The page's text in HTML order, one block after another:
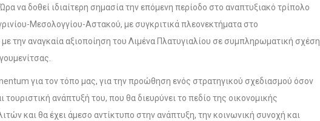
να δοθεί ιδιαίτερη σημασία την επόμενη περίοδο στο αναπτυξιακό τρίπολο
Μεσολογγίου-Αστακού, με συγκριτικά πλεονεκτήματα στο
με την αναγκαία αξιοποίηση του Λιμένα Πλατυγιαλίου σε συμπληρωματική σχέση
για τον τόπο μας, για την προώθηση ενός στρατηγικού σχεδιασμού όσον
τουριστική ανάπτυξή του, που θα διευρύνει το πεδίο της οικονομικής
και θα έχει άμεσο αντίκτυπο στην ανάπτυξη, την κοινωνική συνοχή και